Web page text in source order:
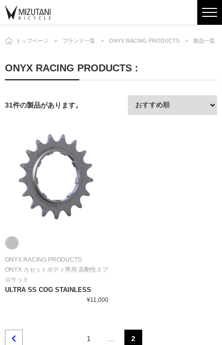
トップページ ブランド一覧 ONYX RACING PRODUCTS 製品一覧
ONYX RACING PRODUCTS :
31件の製品があります。
ONYX RACING PRODUCTS
ONYX カセットボディ専用 高剛性スプ
ロケット
ULTRA SS COG STAINLESS
¥11,000
1 2